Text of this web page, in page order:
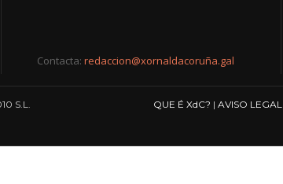
Contacta: redaccion@xornaldacoruña.gal
S.L. QUE É XdC? | AVISO LEGAL